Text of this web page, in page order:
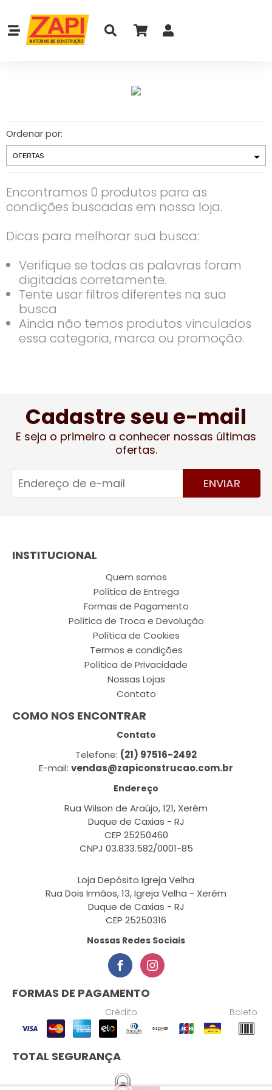
Ordenar por:
Encontramos 0 produtos para as
condições buscadas em nossa loja.
Dicas para melhorar sua busca:
Verifique se todas as palavras foram
digitadas corretamente.
Tente usar filtros diferentes na sua
busca
Ainda não temos produtos vinculados
essa categoria, marca ou promoção.
Cadastre seu e-mail
E seja o primeiro a conhecer nossas últimas
ofertas.
ENVIAR
INSTITUCIONAL
Quem somos
Política de Entrega
Formas de Pagamento
Política de Troca e Devolução
Política de Cookies
Termos e condições
Política de Privacidade
Nossas Lojas
Contato
COMO NOS ENCONTRAR
Contato
Telefone: (21) 97516-2492
E-mail: vendas@zapiconstrucao.com.br
Endereço
Rua Wilson de Araújo, 121, Xerém
Duque de Caxias - RJ
CEP 25250460
CNPJ 03.833.582/0001-85
Loja Depósito Igreja Velha
Rua Dois Irmãos, 13, Igreja Velha - Xerém
Duque de Caxias - RJ
CEP 25250316
Nossas Redes Sociais
FORMAS DE PAGAMENTO
Crédito Boleto
TOTAL SEGURANÇA